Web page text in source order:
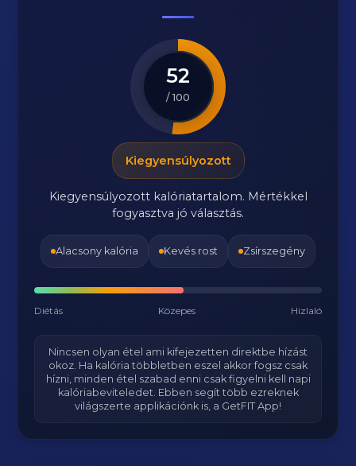
52
/ 100
Kiegyensúlyozott
Kiegyensúlyozott kalóriatartalom. Mértékkel
fogyasztva jó választás.
Alacsony kalória Kevés rost Zsírszegény
Diétás Közepes Hizlaló
Nincsen olyan étel ami kifejezetten direktbe hízást
okoz. Ha kalória többletben eszel akkor fogsz csak
hízni, minden étel szabad enni csak figyelni kell napi
kalóriabeviteledet. Ebben segít több ezreknek
világszerte applikációnk is, a GetFIT App!